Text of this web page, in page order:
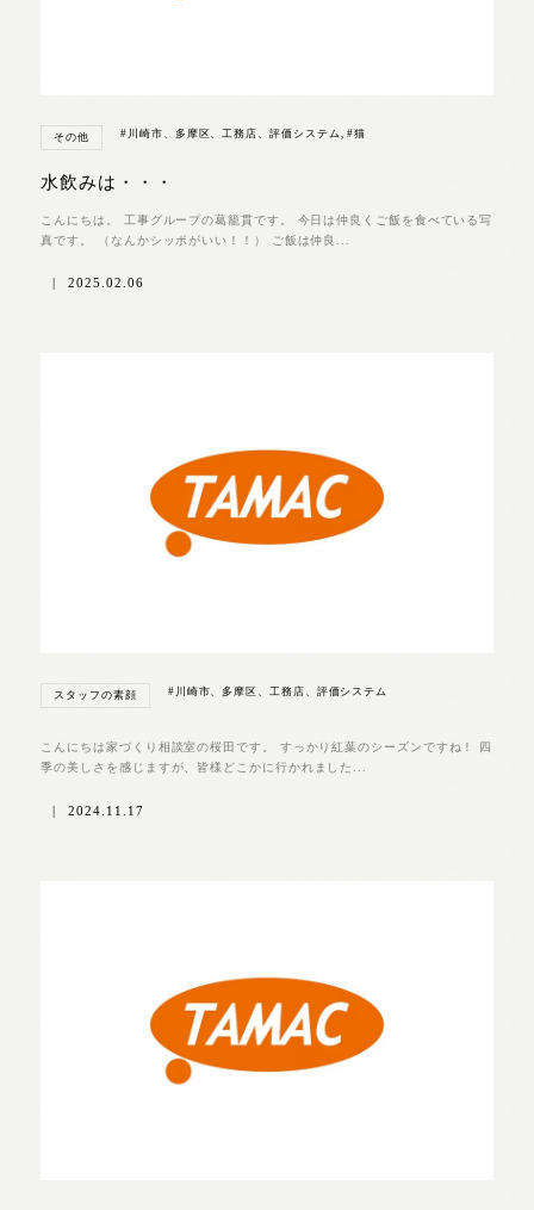
その他 #川崎市、多摩区、工務店、評価システム ,#猫
水飲みは・・・
こんにちは。 工事グループの葛籠貫です。 今日は仲良くご飯を食べている写
真です。 （なんかシッポがいい！！） ご飯は仲良...
2025.02.06
スタッフの素顔 #川崎市、多摩区、工務店、評価システム
こんにちは家づくり相談室の桜田です。 すっかり紅葉のシーズンですね！ 四
季の美しさを感じますが、皆様どこかに行かれました...
| 2024.11.17